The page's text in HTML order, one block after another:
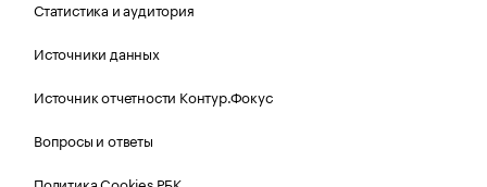
Статистика и аудитория
Источники данных
Источник отчетности Контур.Фокус
Вопросы и ответы